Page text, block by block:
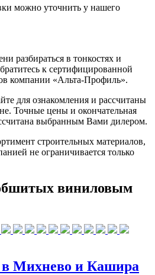
можно уточнить у нашего
разбираться в тонкостях и
к сертифицированной
компании «Альта-Профиль».
для ознакомления и рассчитаны
Точные цены и окончательная
выбранным Вами дилером.
строительных материалов,
не ограничивается только
виниловым
в Михнево и Кашира